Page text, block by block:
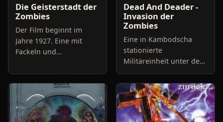
Die Geisterstadt der
Zombies
Der Film beginnt im
Jahre 1927. Eine mit
Fackeln und
bewaffnete Meute
nähert sich dem Hotel
„Zu den sieben Toren“
um sich einem Mann zu
schn
Dead And Deader -
Invasion der
Zombies
Eine in Kambodscha
stationierte
Militäreinheit unter der
Leitung von Lt. Quinn
(Dean Cain) fällt dort
einem seltsamen Virus
zum Opfer, ihre Leichen
werden an